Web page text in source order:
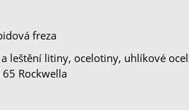
freza
leštění litiny, ocelotiny, uhlíkové
Rockwella